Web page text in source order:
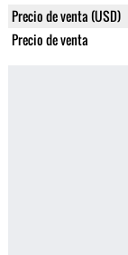
Precio de venta (USD)
Precio de venta